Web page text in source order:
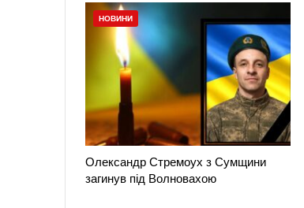
НОВИНИ
Олександр Стремоух з Сумщини
загинув під Волновахою